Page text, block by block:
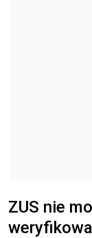
ZUS nie